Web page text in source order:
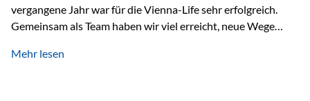
vergangene Jahr war für die Vienna-Life sehr erfolgreich.
Gemeinsam als Team haben wir viel erreicht, neue Wege
Veranstaltungen wie der Schnifisschnauf, aber auch unsere
Mehr lesen